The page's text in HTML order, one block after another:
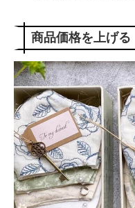
商品価格を上げる